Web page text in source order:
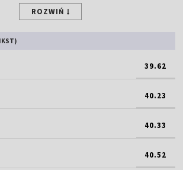
ROZWIŃ
39.62
40.23
40.33
40.52